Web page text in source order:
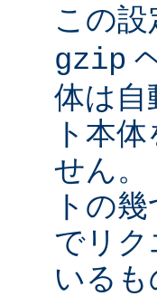
この設
gzip
体は自
ト本
せん。
トの
でリ
いるも